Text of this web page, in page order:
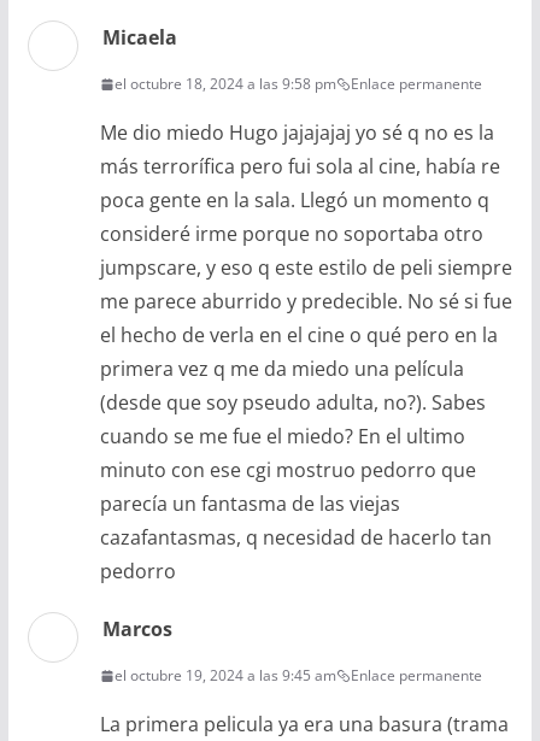
Micaela
el octubre 18, 2024 a las 9:58 pm Enlace permanente
Me dio miedo Hugo jajajajaj yo sé q no es la
más terrorífica pero fui sola al cine, había re
poca gente en la sala. Llegó un momento q
consideré irme porque no soportaba otro
jumpscare, y eso q este estilo de peli siempre
me parece aburrido y predecible. No sé si fue
el hecho de verla en el cine o qué pero en la
primera vez q me da miedo una película
(desde que soy pseudo adulta, no?). Sabes
cuando se me fue el miedo? En el ultimo
minuto con ese cgi mostruo pedorro que
parecía un fantasma de las viejas
cazafantasmas, q necesidad de hacerlo tan
pedorro
Marcos
el octubre 19, 2024 a las 9:45 am Enlace permanente
La primera pelicula ya era una basura (trama